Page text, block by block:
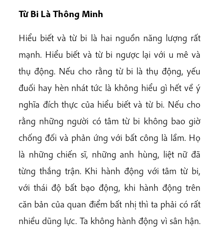
Từ Bi Là Thông Minh
Hiểu biết và từ bi là hai nguồn năng lượng rất
mạnh. Hiểu biết và từ bi ngược lại với u mê và
thụ động. Nếu cho rằng từ bi là thụ động, yếu
đuối hay hèn nhát tức là không hiểu gì hết về ý
nghĩa đích thực của hiểu biết và từ bi. Nếu cho
rằng những người có tâm từ bi không bao giờ
chống đối và phản ứng với bất công là lầm. Họ
là những chiến sĩ, những anh hùng, liệt nữ đã
từng thắng trận. Khi hành động với tâm từ bi,
với thái độ bất bạo động, khi hành động trên
căn bản của quan điểm bất nhị thì ta phải có rất
nhiều dũng lực. Ta không hành động vì sân hận.